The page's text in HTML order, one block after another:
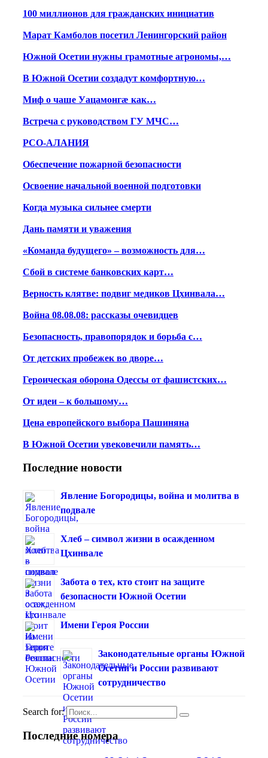
100 миллионов для гражданских инициатив
Марат Камболов посетил Ленингорский район
Южной Осетии нужны грамотные агрономы,…
В Южной Осетии создадут комфортную…
Миф о чаше Уацамонгæ как…
Встреча с руководством ГУ МЧС…
РСО-АЛАНИЯ
Обеспечение пожарной безопасности
Освоение начальной военной подготовки
Когда музыка сильнее смерти
Дань памяти и уважения
«Команда будущего» – возможность для…
Сбой в системе банковских карт…
Верность клятве: подвиг медиков Цхинвала…
Война 08.08.08: рассказы очевидцев
Безопасность, правопорядок и борьба с…
От детских пробежек во дворе…
Героическая оборона Одессы от фашистских…
От идеи – к большому…
Цена европейского выбора Пашиняна
В Южной Осетии увековечили память…
Последние новости
Явление Богородицы, война и молитва в
подвале
Хлеб – символ жизни в осажденном
Цхинвале
Забота о тех, кто стоит на защите
безопасности Южной Осетии
Имени Героя России
Законодательные органы Южной
Осетии и России развивают
сотрудничество
Search for:
Последние номера